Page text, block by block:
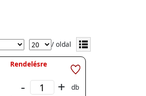
/ oldal
Rendelésre
- +
db